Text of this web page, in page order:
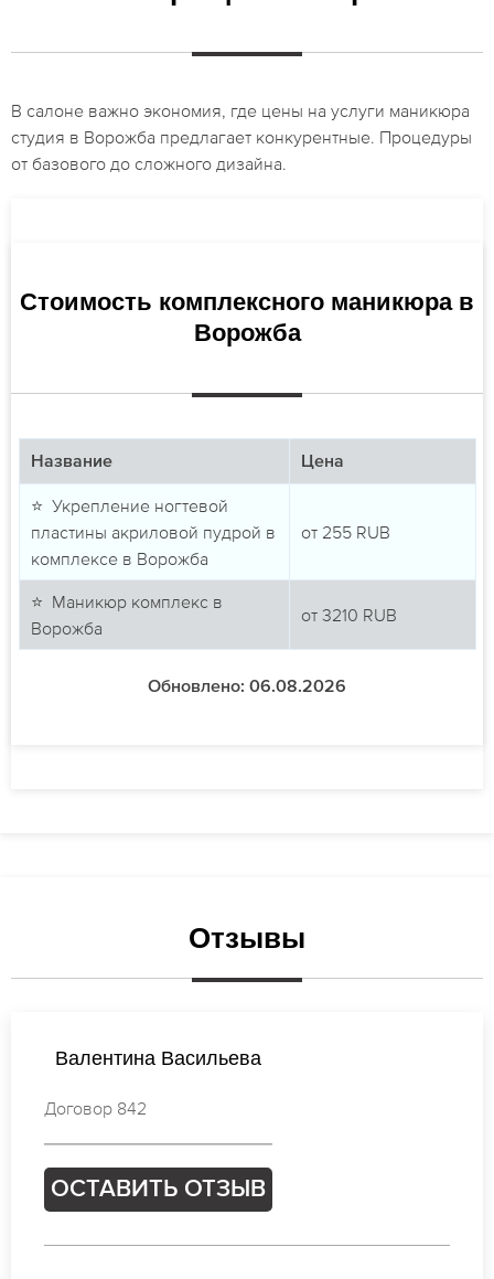
В салоне важно экономия, где цены на услуги маникюра
студия в Ворожба предлагает конкурентные. Процедуры
от базового до сложного дизайна.
Стоимость комплексного маникюра в
Ворожба
Название Цена
⭐ Укрепление ногтевой
пластины акриловой пудрой в
комплексе в Ворожба
от 255 RUB
⭐ Маникюр комплекс в
Ворожба
от 3210 RUB
Обновлено: 06.08.2026
Отзывы
Анастасия Васильева
Договор 418
ОСТАВИТЬ ОТЗЫВ